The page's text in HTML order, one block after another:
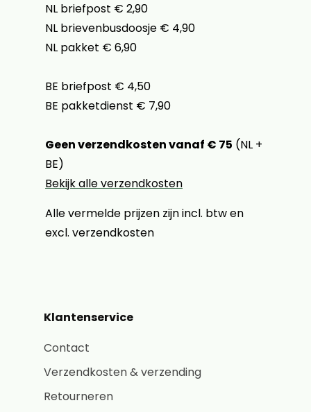
NL briefpost € 2,90
NL brievenbusdoosje € 4,90
NL pakket € 6,90
BE briefpost € 4,50
BE pakketdienst € 7,90
Geen verzendkosten vanaf € 75 (NL +
BE)
Bekijk alle verzendkosten
Alle vermelde prijzen zijn incl. btw en
excl. verzendkosten
Klantenservice
Contact
Verzendkosten & verzending
Retourneren